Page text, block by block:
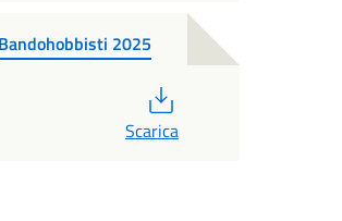
Bandohobbisti 2025
Scarica